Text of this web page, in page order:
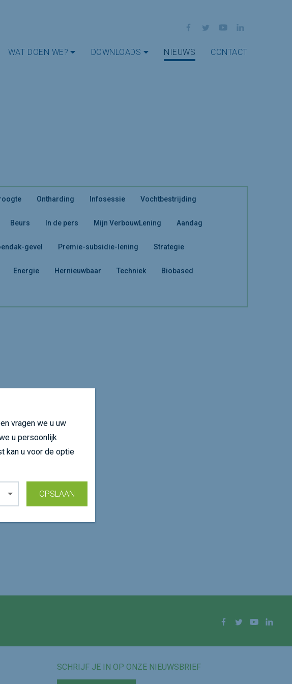
Facebook
Twitter YouTube
WAT DOEN WE? DOWNLOADS NIEUWS CONTACT
Ontharding Infosessie Vochtbestrijding
Beurs In de pers Mijn VerbouwLening Aandag
gevel Premie-subsidie-lening Strategie
Energie Hernieuwbaar Techniek Biobased
Facebook
Twitter YouTube
SCHRIJF JE IN OP ONZE NIEUWSBRIEF
vragen we u uw
u persoonlijk
kan u voor de optie
OPSLAAN